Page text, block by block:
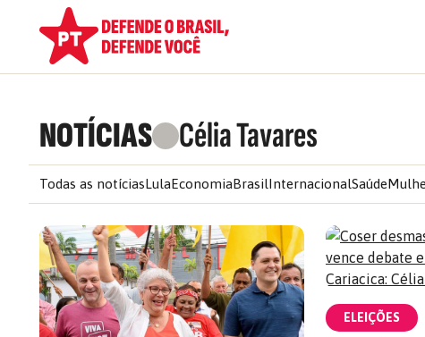
NOTÍCIAS Célia Tavares
Todas as notíciasLulaEconomiaBrasilInternacionalSaúde
ELEIÇÕES